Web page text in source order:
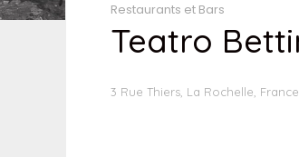
Restaurants et Bars
Teatro
3 Rue Thiers, La Rochelle, France